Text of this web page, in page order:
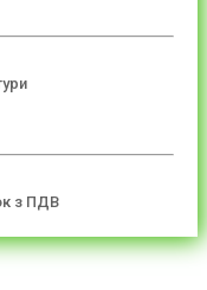
з ПДВ